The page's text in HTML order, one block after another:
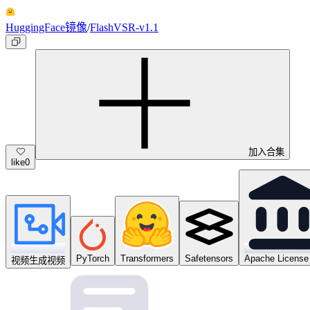
HuggingFace镜像/FlashVSR-v1.1
like0
加入合集
视频生成视频 PyTorch Transformers Safetensors Apache